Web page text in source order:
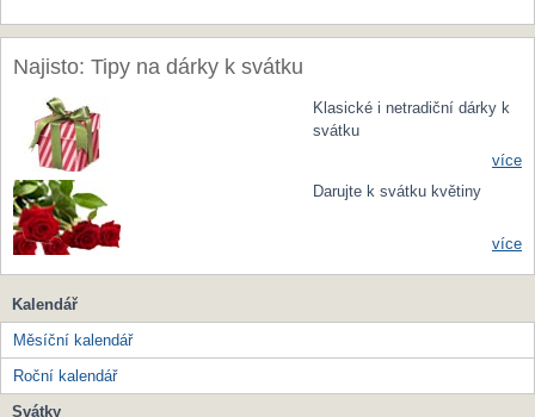
Najisto: Tipy na dárky k svátku
Klasické i netradiční dárky k
svátku
více
Darujte k svátku květiny
více
Kalendář
Měsíční kalendář
Roční kalendář
Svátky